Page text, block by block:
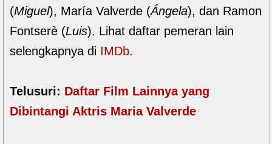
(Miguel), María Valverde (Ángela), dan Ramon
Fontserè (Luis). Lihat daftar pemeran lain
selengkapnya di IMDb.
Telusuri: Daftar Film Lainnya yang
Dibintangi Aktris Maria Valverde